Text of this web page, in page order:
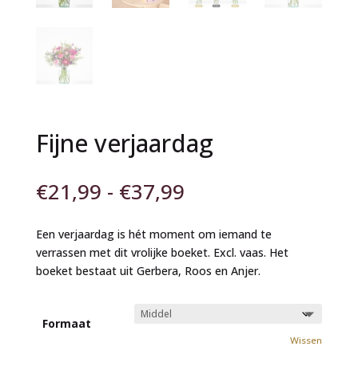
Fijne verjaardag
€21,99 - €37,99Prijsklasse:
tot
€37,99
Een verjaardag is hét moment om iemand te
verrassen met dit vrolijke boeket. Excl. vaas. Het
boeket bestaat uit Gerbera, Roos en Anjer.
Formaat
Wissen